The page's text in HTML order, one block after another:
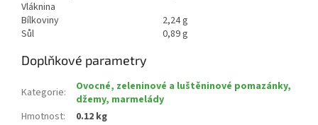
Vláknina
Bílkoviny
2,24 g
Sůl
0,89 g
Doplňkové parametry
Kategorie:
Ovocné, zeleninové a luštěninové pomazánky,
džemy, marmelády
Hmotnost:
0.12 kg